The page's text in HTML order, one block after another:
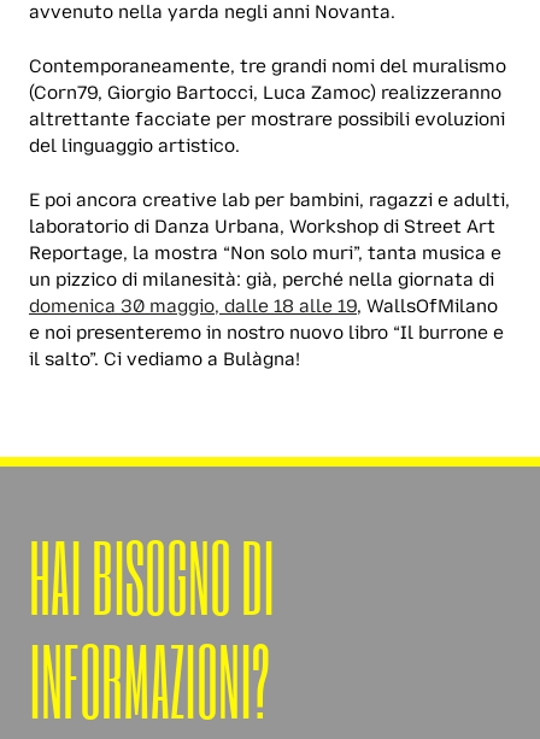
avvenuto nella yarda negli anni Novanta.
Contemporaneamente, tre grandi nomi del muralismo
(Corn79, Giorgio Bartocci, Luca Zamoc) realizzeranno
altrettante facciate per mostrare possibili evoluzioni
del linguaggio artistico.
E poi ancora creative lab per bambini, ragazzi e adulti,
laboratorio di Danza Urbana, Workshop di Street Art
Reportage, la mostra “Non solo muri”, tanta musica e
un pizzico di milanesità: già, perché nella giornata di
domenica 30 maggio, dalle 18 alle 19, WallsOfMilano
e noi presenteremo in nostro nuovo libro “Il burrone e
il salto”. Ci vediamo a Bulàgna!
HAI BISOGNO DI
INFORMAZIONI?